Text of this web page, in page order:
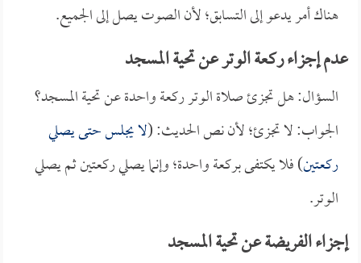
هناك أمر يدعو إلى التسابق؛ لأن الصوت يصل إلى الجميع.
عدم إجزاء ركعة الوتر عن تحية المسجد
السؤال: هل تجزئ صلاة الوتر ركعة واحدة عن تحية المسجد؟
الجواب: لا تجزئ؛ لأن نص الحديث: (لا يجلس حتى يصلي
ركعتين) فلا يكتفى بركعة واحدة؛ وإنما يصلي ركعتين ثم يصلي
الوتر.
إجزاء الفريضة عن تحية المسجد